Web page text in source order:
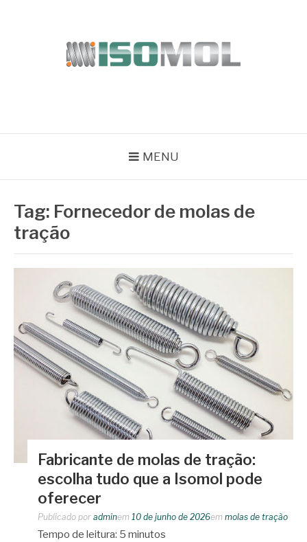
MENU
Tag: Fornecedor de molas de
tração
Fabricante de molas de tração:
escolha tudo que a Isomol pode
oferecer
Publicado por adminem 10 de junho de 2026em molas de tração
Tempo de leitura: 5 minutos